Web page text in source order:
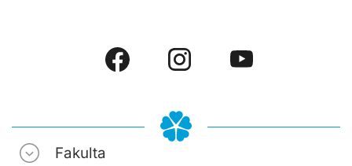
Fakulta